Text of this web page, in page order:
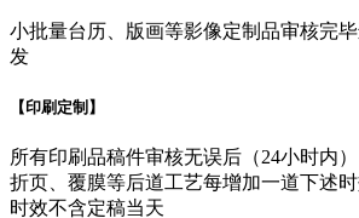
小批量台历、版画等影像定制品审核完
发
【印刷定制】
所有印刷品稿件审核无误后（24小时内
折页、覆膜等后道工艺每增加一道下述
时效不含定稿当天